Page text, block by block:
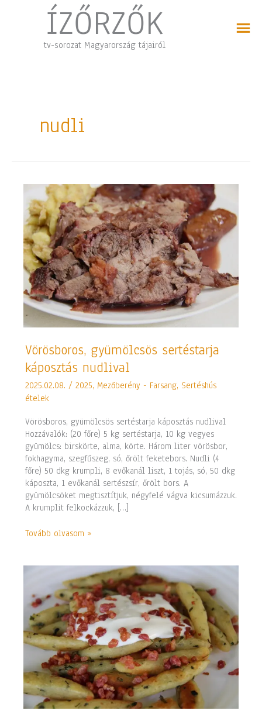
ÍZŐRZŐK
tv-sorozat Magyarország tájairól
nudli
Vörösboros, gyümölcsös sertéstarja
káposztás nudlival
2025.02.08./2025, Mezőberény - Farsang, Sertéshús
ételek
Vörösboros, gyümölcsös sertéstarja káposztás nudlival
Hozzávalók: (20 főre) 5 kg sertéstarja, 10 kg vegyes
gyümölcs: birskörte, alma, körte. Három liter vörösbor,
fokhagyma, szegfűszeg, só, őrölt feketebors. Nudli (4
főre) 50 dkg krumpli, 8 evőkanál liszt, 1 tojás, só, 50 dkg
káposzta, 1 evőkanál sertészsír, őrölt bors. A
gyümölcsöket megtisztítjuk, négyfelé vágva kicsumázzuk.
A krumplit felkockázzuk, […]
Vörösboros,
gyümölcsös
sertéstarja
káposztás
nudlival
Tovább olvasom »